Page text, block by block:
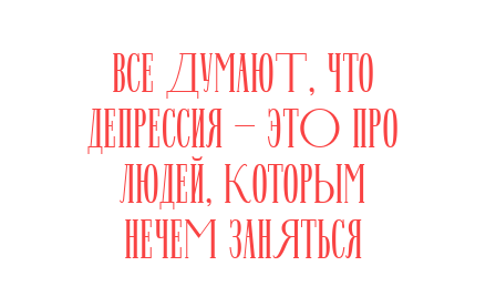
ВСЕ ДУМАЮТ, ЧТО
ДЕПРЕССИЯ — ЭТО ПРО
ЛЮДЕЙ, КОТОРЫМ
НЕЧЕМ ЗАНЯТЬСЯ